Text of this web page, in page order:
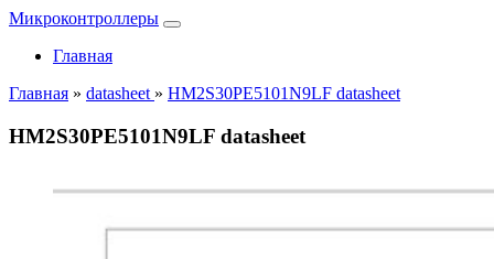
Микроконтроллеры
Главная
Главная » datasheet » HM2S30PE5101N9LF datasheet
HM2S30PE5101N9LF datasheet